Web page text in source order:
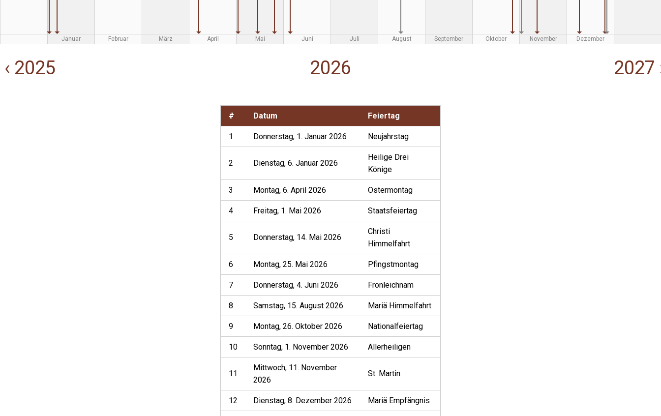
Januar Februar März April Mai Juni Juli August September Oktober November Dezember
‹ 2025 2026 2027
# Datum Feiertag
1 Donnerstag, 1. Januar 2026 Neujahrstag
2 Dienstag, 6. Januar 2026
Heilige Drei
Könige
3 Montag, 6. April 2026 Ostermontag
4 Freitag, 1. Mai 2026 Staatsfeiertag
5 Donnerstag, 14. Mai 2026
Christi
Himmelfahrt
6 Montag, 25. Mai 2026 Pfingstmontag
7 Donnerstag, 4. Juni 2026 Fronleichnam
8 Samstag, 15. August 2026 Mariä Himmelfahrt
9 Montag, 26. Oktober 2026 Nationalfeiertag
10 Sonntag, 1. November 2026 Allerheiligen
11
Mittwoch, 11. November
2026
St. Martin
12 Dienstag, 8. Dezember 2026 Mariä Empfängnis